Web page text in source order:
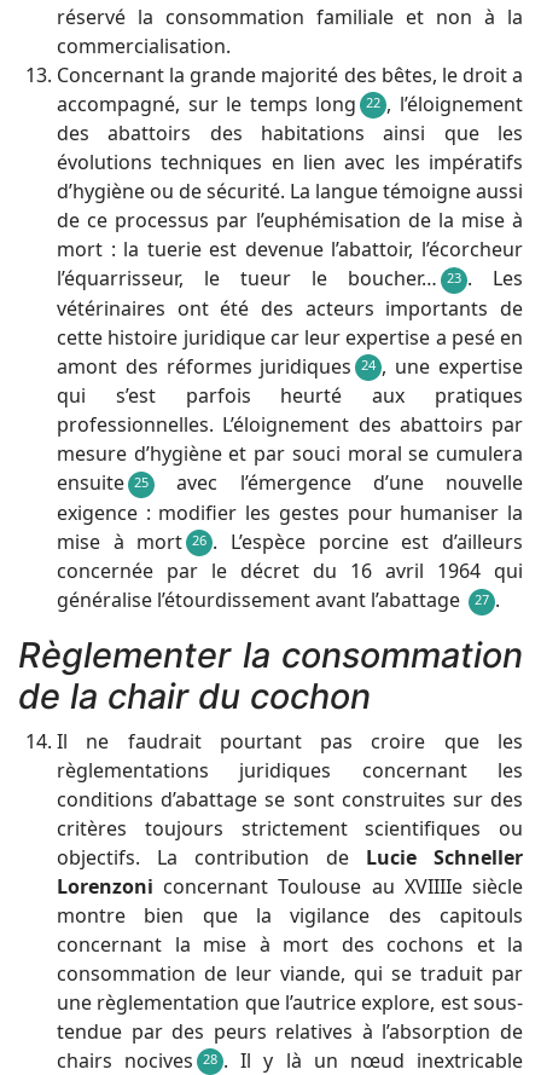
réservé la consommation familiale et non à la
commercialisation.
Concernant la grande majorité des bêtes, le droit a
accompagné, sur le temps long
22 , l’éloignement
des abattoirs des habitations ainsi que les
évolutions techniques en lien avec les impératifs
d’hygiène ou de sécurité. La langue témoigne aussi
de ce processus par l’euphémisation de la mise à
mort : la tuerie est devenue l’abattoir, l’écorcheur
l’équarrisseur, le tueur le boucher…
23 . Les
vétérinaires ont été des acteurs importants de
cette histoire juridique car leur expertise a pesé en
amont des réformes juridiques
24 , une expertise
qui s’est parfois heurté aux pratiques
professionnelles. L’éloignement des abattoirs par
mesure d’hygiène et par souci moral se cumulera
ensuite 25
avec l’émergence d’une nouvelle
exigence : modifier les gestes pour humaniser la
mise à mort 26 . L’espèce porcine est d’ailleurs
concernée par le décret du 16 avril 1964 qui
généralise l’étourdissement avant l’abattage
27 .
Règlementer la consommation
de la chair du cochon
Il ne faudrait pourtant pas croire que les
règlementations juridiques concernant les
conditions d’abattage se sont construites sur des
critères toujours strictement scientifiques ou
objectifs. La contribution de Lucie Schneller
Lorenzoni concernant Toulouse au XVIIIIe siècle
montre bien que la vigilance des capitouls
concernant la mise à mort des cochons et la
consommation de leur viande, qui se traduit par
une règlementation que l’autrice explore, est sous-
tendue par des peurs relatives à l’absorption de
chairs nocives
28 . Il y là un nœud inextricable